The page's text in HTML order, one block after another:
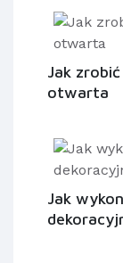
Jak
otwarta
Jak